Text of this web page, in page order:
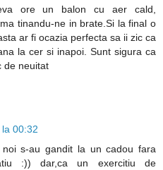
ore un balon cu aer cald,
tinandu-ne in brate.Si la final o
ar fi ocazia perfecta sa ii zic ca
la cer si inapoi. Sunt sigura ca
de neuitat
00:32
s-au gandit la un cadou fara
:)) dar,ca un exercitiu de